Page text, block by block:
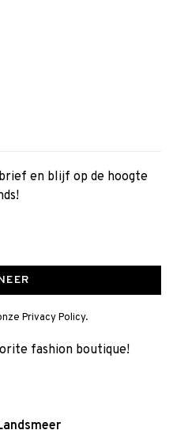
en blijf op de hoogte
Privacy Policy.
fashion boutique!